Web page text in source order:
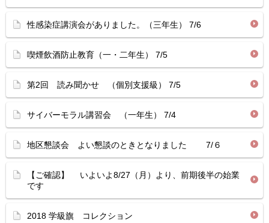
性感染症講演会がありました。（三年生） 7/6
喫煙飲酒防止教育（一・二年生） 7/5
第2回 読み聞かせ （個別支援級） 7/5
サイバーモラル講習会 （一年生） 7/4
地区懇談会 よい懇談のときとなりました 7/６
【ご確認】 いよいよ8/27（月）より、前期後半の始業
です
2018 学級旗 コレクション